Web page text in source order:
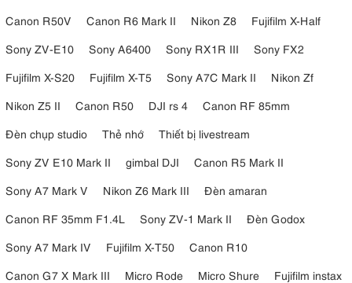
Canon R50V
Canon R6 Mark II Nikon Z8
Fujifilm X-Half
Sony ZV-E10
Sony A6400 Sony RX1R III
Sony FX2
Fujifilm X-S20
Fujifilm X-T5 Sony A7C Mark II
Nikon Zf
Nikon Z5 II
Canon R50 DJI rs 4
Canon RF 85mm
Đèn chụp studio
Thẻ nhớ
Thiết bị livestream
Sony ZV E10 Mark II
gimbal DJI
Canon R5 Mark II
Sony A7 Mark V
Nikon Z6 Mark III
Đèn amaran
Canon RF 35mm F1.4L
Sony ZV-1 Mark II
Đèn Godox
Sony A7 Mark IV
Fujifilm X-T50
Canon R10
Canon G7 X Mark III
Micro Rode Micro Shure
Fujifilm instax